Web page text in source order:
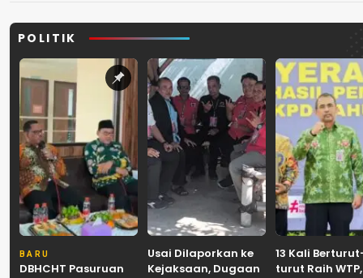
POLITIK
BARU
DBHCHT Pasuruan
Usai Dilaporkan ke
Kejaksaan, Dugaan
13 Kali
turut Raih WTP,